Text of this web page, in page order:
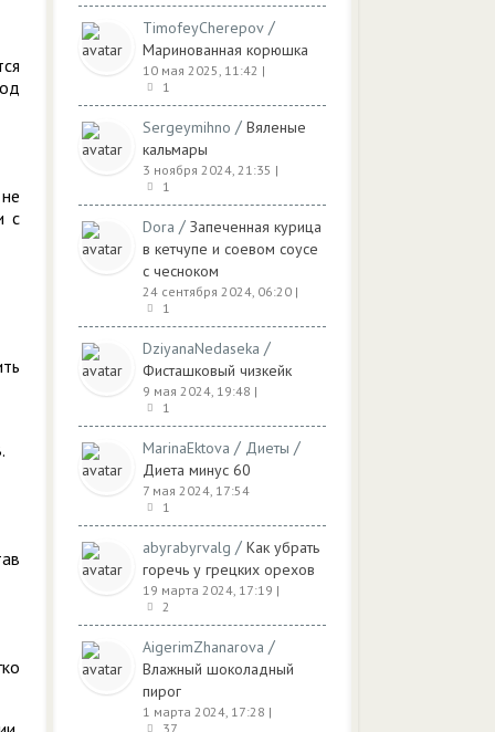
с
TimofeyCherepov /
Маринованная корюшка
10 мая 2025, 11:42 |
1
Sergeymihno / Вяленые
кальмары
3 ноября 2024, 21:35 |
1
Dora / Запеченная курица
в кетчупе и соевом соусе
с чесноком
24 сентября 2024, 06:20 |
1
DziyanaNedaseka /
Фисташковый чизкейк
9 мая 2024, 19:48 |
1
MarinaEktova / Диеты /
Диета минус 60
7 мая 2024, 17:54
1
abyrabyrvalg / Как убрать
горечь у грецких орехов
19 марта 2024, 17:19 |
2
AigerimZhanarova /
Влажный шоколадный
пирог
1 марта 2024, 17:28 |
37